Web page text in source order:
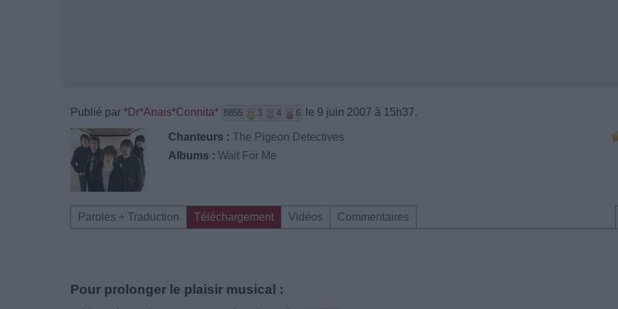
Publié par *Dr*Anais*Connita* 8855 3 4 6 le 9 juin 2007 à 15h37.
Chanteurs : The Pigeon Detectives
Albums : Wait For Me
Paroles + Traduction Téléchargement Vidéos Commentaires
Pour prolonger le plaisir musical :